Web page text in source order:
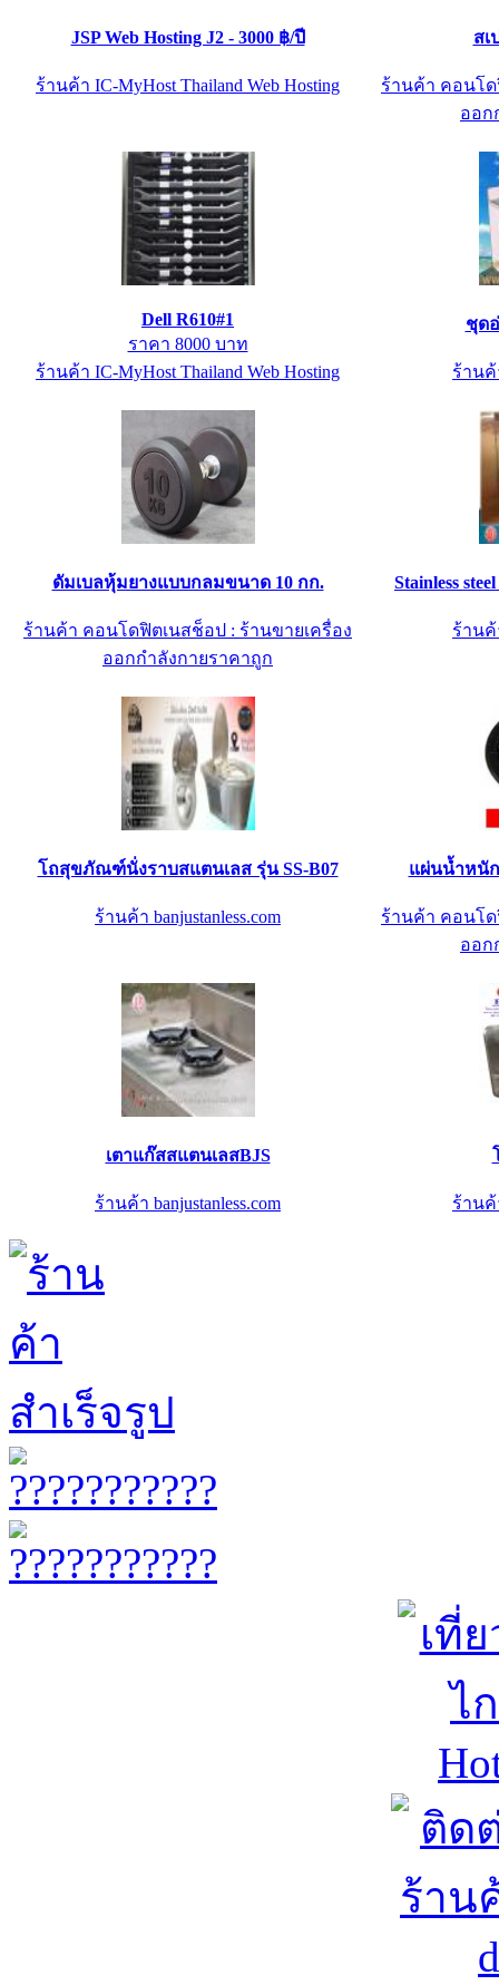
JSP Web Hosting J2 - 3000 ฿/ปี
ร้านค้า IC-MyHost Thailand Web Hosting
สเ
ร้านค้า คอนโด
ออก
Dell R610#1
ราคา 8000 บาท
ร้านค้า IC-MyHost Thailand Web Hosting
ชุด
ร้านค้
ดัมเบลหุ้มยางแบบกลมขนาด 10 กก.
ร้านค้า คอนโดฟิตเนสช็อป : ร้านขายเครื่อง
ออกกำลังกายราคาถูก
Stainless
ร้านค้
โถสุขภัณฑ์นั่งราบสแตนเลส รุ่น SS-B07
ร้านค้า banjustanless.com
แผ่นน้ำหนัก
ร้านค้า คอนโด
ออก
เตาแก๊สสแตนเลสBJS
ร้านค้า banjustanless.com ร้านค้